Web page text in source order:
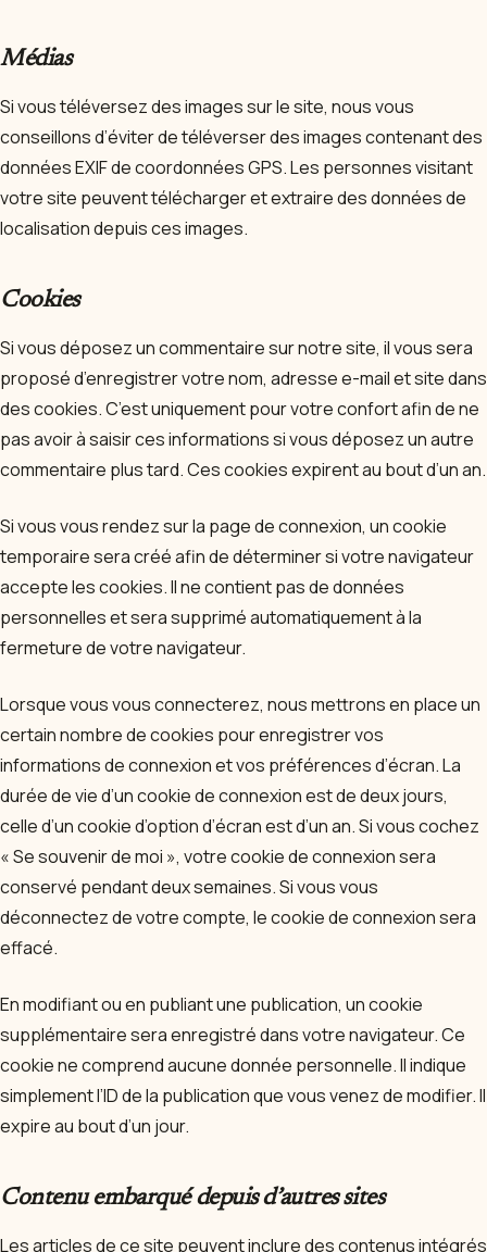
Médias
Si vous téléversez des images sur le site, nous vous
conseillons d’éviter de téléverser des images contenant des
données EXIF de coordonnées GPS. Les personnes visitant
votre site peuvent télécharger et extraire des données de
localisation depuis ces images.
Cookies
Si vous déposez un commentaire sur notre site, il vous sera
proposé d’enregistrer votre nom, adresse e-mail et site dans
des cookies. C’est uniquement pour votre confort afin de ne
pas avoir à saisir ces informations si vous déposez un autre
commentaire plus tard. Ces cookies expirent au bout d’un an.
Si vous vous rendez sur la page de connexion, un cookie
temporaire sera créé afin de déterminer si votre navigateur
accepte les cookies. Il ne contient pas de données
personnelles et sera supprimé automatiquement à la
fermeture de votre navigateur.
Lorsque vous vous connecterez, nous mettrons en place un
certain nombre de cookies pour enregistrer vos
informations de connexion et vos préférences d’écran. La
durée de vie d’un cookie de connexion est de deux jours,
celle d’un cookie d’option d’écran est d’un an. Si vous cochez
« Se souvenir de moi », votre cookie de connexion sera
conservé pendant deux semaines. Si vous vous
déconnectez de votre compte, le cookie de connexion sera
effacé.
En modifiant ou en publiant une publication, un cookie
supplémentaire sera enregistré dans votre navigateur. Ce
cookie ne comprend aucune donnée personnelle. Il indique
simplement l’ID de la publication que vous venez de modifier. Il
expire au bout d’un jour.
Contenu embarqué depuis d’autres sites
Les articles de ce site peuvent inclure des contenus intégrés